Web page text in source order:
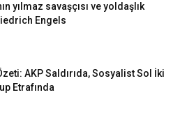
yılmaz savaşçısı ve yoldaşlık
Engels
AKP Saldırıda, Sosyalist Sol İki
Etrafında